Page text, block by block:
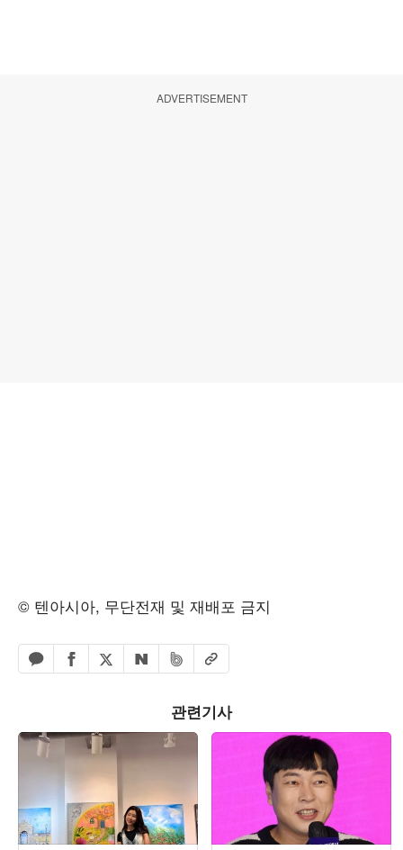
ADVERTISEMENT
© 텐아시아, 무단전재 및 재배포 금지
카카오톡 공유하기
페이스북 공유하기
엑스 공유하기
네이버 공유하기
밴드 공유하기
URL복사
관련기사